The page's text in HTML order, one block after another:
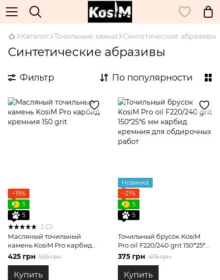
Каталог Точильные камни Синтетические абразивы
Синтетические абразивы
Фильтр По популярности
−19%
5
5
2
Масляный точильный
камень KosiM Pro карбид
кремния 150 grit
425 грн 525 грн
Купить
Новинка
−21%
5
5
Точильный брусок KosiM
Pro oil F220/240 grit 150*25*6
мм карбид кремния для
обдирочных работ
375 грн 475 грн
Купить